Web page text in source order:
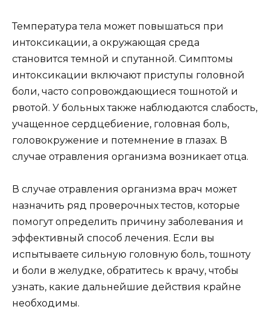
Температура тела может повышаться при
интоксикации, а окружающая среда
становится темной и спутанной. Симптомы
интоксикации включают приступы головной
боли, часто сопровождающиеся тошнотой и
рвотой. У больных также наблюдаются слабость,
учащенное сердцебиение, головная боль,
головокружение и потемнение в глазах. В
случае отравления организма возникает отца.
В случае отравления организма врач может
назначить ряд проверочных тестов, которые
помогут определить причину заболевания и
эффективный способ лечения. Если вы
испытываете сильную головную боль, тошноту
и боли в желудке, обратитесь к врачу, чтобы
узнать, какие дальнейшие действия крайне
необходимы.